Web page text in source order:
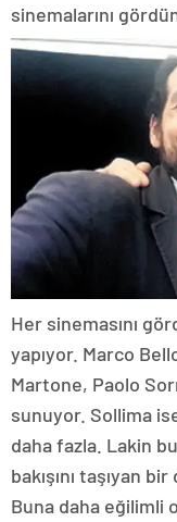
sinemalarını
Her sinemasını
yapıyor. Marco
Martone, Paolo
sunuyor. Sollima
daha fazla. Lakin bu
bakışını taşıyan
Buna daha eğilimli